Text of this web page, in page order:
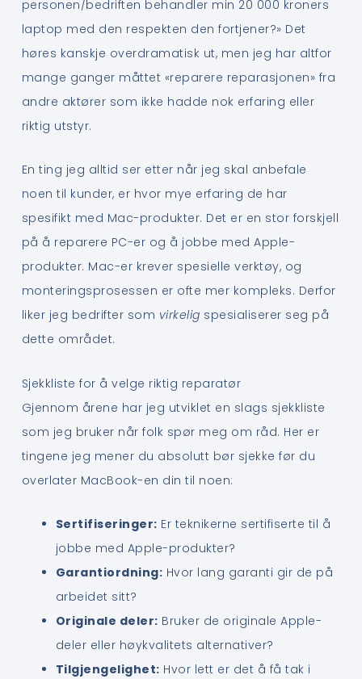
personen/bedriften behandler min 20 000 kroners
laptop med den respekten den fortjener?» Det
høres kanskje overdramatisk ut, men jeg har altfor
mange ganger måttet «reparere reparasjonen» fra
andre aktører som ikke hadde nok erfaring eller
riktig utstyr.
En ting jeg alltid ser etter når jeg skal anbefale
noen til kunder, er hvor mye erfaring de har
spesifikt med Mac-produkter. Det er en stor forskjell
på å reparere PC-er og å jobbe med Apple-
produkter. Mac-er krever spesielle verktøy, og
monteringsprosessen er ofte mer kompleks. Derfor
liker jeg bedrifter som virkelig spesialiserer seg på
dette området.
Sjekkliste for å velge riktig reparatør
Gjennom årene har jeg utviklet en slags sjekkliste
som jeg bruker når folk spør meg om råd. Her er
tingene jeg mener du absolutt bør sjekke før du
overlater MacBook-en din til noen:
Sertifiseringer: Er teknikerne sertifiserte til å
jobbe med Apple-produkter?
Garantiordning: Hvor lang garanti gir de på
arbeidet sitt?
Originale deler: Bruker de originale Apple-
deler eller høykvalitets alternativer?
Tilgjengelighet: Hvor lett er det å få tak i